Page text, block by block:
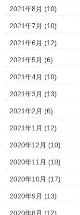
2021年8月 (10)
2021年7月 (10)
2021年6月 (12)
2021年5月 (6)
2021年4月 (10)
2021年3月 (13)
2021年2月 (6)
2021年1月 (12)
2020年12月 (10)
2020年11月 (10)
2020年10月 (17)
2020年9月 (13)
2020年8月 (12)